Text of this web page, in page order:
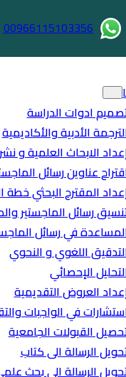
00966115103356
ادوات الدراسة
الأدبية والأكاديمية
الابحاث العلمية و
عناوين رسائل
المقترح البحثي خطة
رسائل الماجستير
في رسائل
اللغوي و النحوي
الإحصائي
العروض التقديمية
في الواجبات
القبولات الجامعية
الرسالة الى كتاب
الرسالة الى بحث